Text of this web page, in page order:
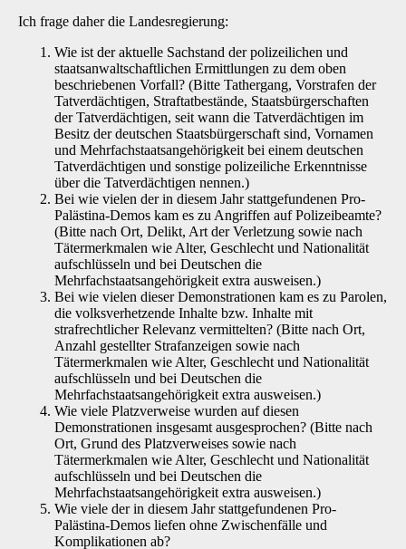
Ich frage daher die Landesregierung:
Wie ist der aktuelle Sachstand der polizeilichen und
staatsanwaltschaftlichen Ermittlungen zu dem oben
beschriebenen Vorfall? (Bitte Tathergang, Vorstrafen der
Tatverdächtigen, Straftatbestände, Staatsbürgerschaften
der Tatverdächtigen, seit wann die Tatverdächtigen im
Besitz der deutschen Staatsbürgerschaft sind, Vornamen
und Mehrfachstaatsangehörigkeit bei einem deutschen
Tatverdächtigen und sonstige polizeiliche Erkenntnisse
über die Tatverdächtigen nennen.)
Bei wie vielen der in diesem Jahr stattgefundenen Pro-
Palästina-Demos kam es zu Angriffen auf Polizeibeamte?
(Bitte nach Ort, Delikt, Art der Verletzung sowie nach
Tätermerkmalen wie Alter, Geschlecht und Nationalität
aufschlüsseln und bei Deutschen die
Mehrfachstaatsangehörigkeit extra ausweisen.)
Bei wie vielen dieser Demonstrationen kam es zu Parolen,
die volksverhetzende Inhalte bzw. Inhalte mit
strafrechtlicher Relevanz vermittelten? (Bitte nach Ort,
Anzahl gestellter Strafanzeigen sowie nach
Tätermerkmalen wie Alter, Geschlecht und Nationalität
aufschlüsseln und bei Deutschen die
Mehrfachstaatsangehörigkeit extra ausweisen.)
Wie viele Platzverweise wurden auf diesen
Demonstrationen insgesamt ausgesprochen? (Bitte nach
Ort, Grund des Platzverweises sowie nach
Tätermerkmalen wie Alter, Geschlecht und Nationalität
aufschlüsseln und bei Deutschen die
Mehrfachstaatsangehörigkeit extra ausweisen.)
Wie viele der in diesem Jahr stattgefundenen Pro-
Palästina-Demos liefen ohne Zwischenfälle und
Komplikationen ab?